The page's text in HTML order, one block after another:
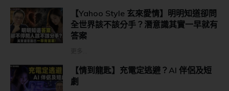
【Yahoo Style 玄來愛情】明明知道卻問
全世界該不該分手？潛意識其實一早就有
答案
【情到龍匙】充電定逃避？AI 伴侶及短
劇